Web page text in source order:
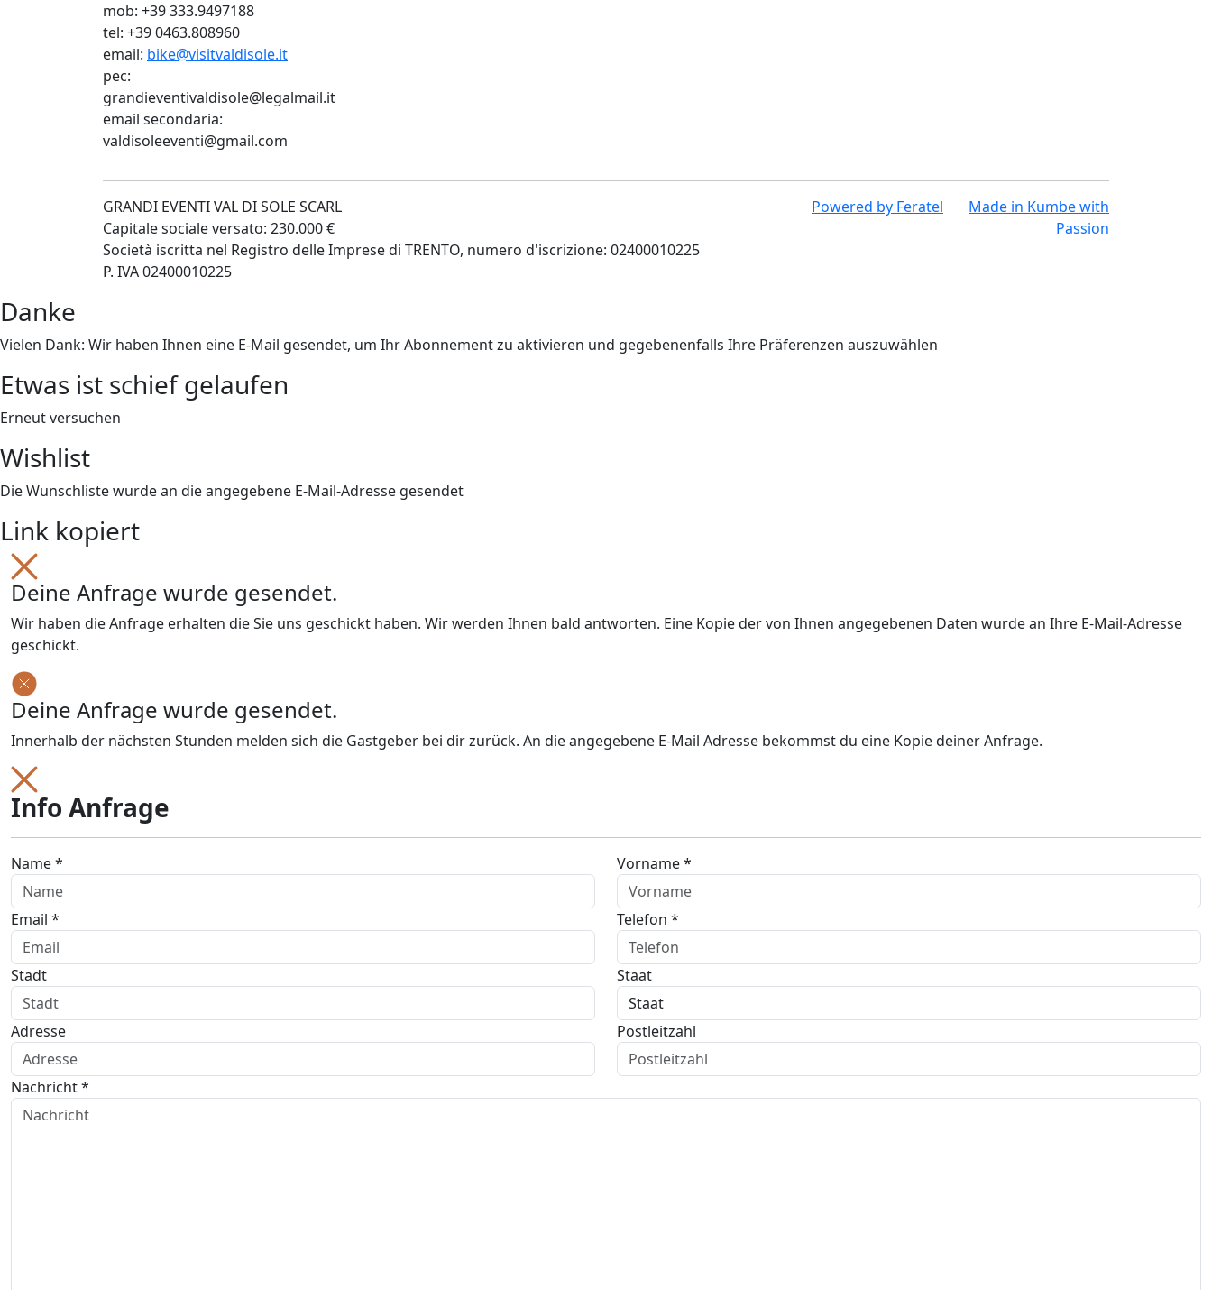
mob: +39 333.9497188
tel: +39 0463.808960
email: bike@visitvaldisole.it
pec:
grandieventivaldisole@legalmail.it
email secondaria:
valdisoleeventi@gmail.com
GRANDI EVENTI VAL DI SOLE SCARL
Capitale sociale versato: 230.000 €
Società iscritta nel Registro delle Imprese di TRENTO, numero d'iscrizione: 02400010225
P. IVA 02400010225
Powered by Feratel Made in Kumbewith
Passion
Danke
Vielen Dank: Wir haben Ihnen eine E-Mail gesendet, um Ihr Abonnement zu aktivieren und gegebenenfalls Ihre Präferenzen auszuwählen
Etwas ist schief gelaufen
Erneut versuchen
Wishlist
Die Wunschliste wurde an die angegebene E-Mail-Adresse gesendet
Link kopiert
Deine Anfrage wurde gesendet.
Wir haben die Anfrage erhalten die Sie uns geschickt haben. Wir werden Ihnen bald antworten. Eine Kopie der von Ihnen angegebenen Daten wurde an Ihre E-Mail-Adresse
geschickt.
Deine Anfrage wurde gesendet.
Innerhalb der nächsten Stunden melden sich die Gastgeber bei dir zurück. An die angegebene E-Mail Adresse bekommst du eine Kopie deiner Anfrage.
Info Anfrage
Name * Vorname *
Email * Telefon *
Stadt Staat
Adresse Postleitzahl
Nachricht *